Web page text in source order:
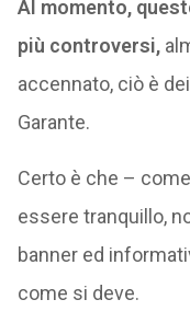
Al momento,
più controversi,
accennato, ciò è
Garante.
Certo è che –
essere tranquillo,
banner ed
come si deve.